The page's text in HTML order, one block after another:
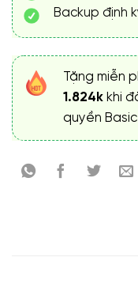
Backup định
Tặng miễn
1.824k khi
quyền